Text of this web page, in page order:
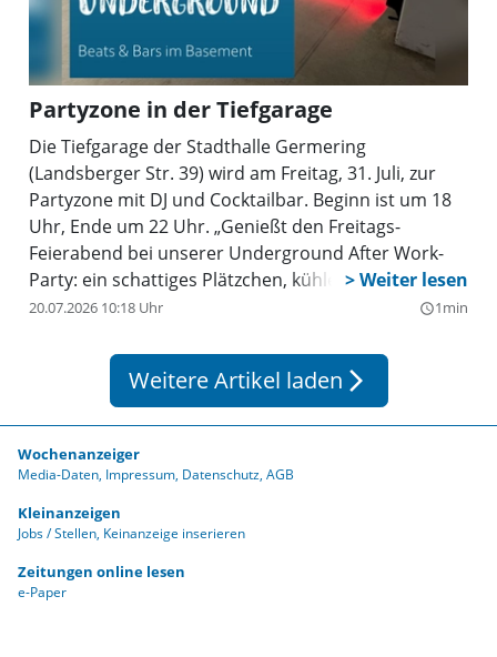
Partyzone in der Tiefgarage
Die Tiefgarage der Stadthalle Germering
(Landsberger Str. 39) wird am Freitag, 31. Juli, zur
Partyzone mit DJ und Cocktailbar. Beginn ist um 18
Uhr, Ende um 22 Uhr. „Genießt den Freitags-
Feierabend bei unserer Underground After Work-
Party: ein schattiges Plätzchen, kühle Drinks und
coole Beats in der Tiefgarage der Stadthalle”,
sorgen diverse Stände von Fun Unlimited sowie des
Restaurants Sapore. Aufgrund von behördlichen
Auflagen ist die Gästezahl auf 300 begrenzt: früh da
Eintritt ist frei. Weitere Infos gibt es unter
20.07.2026 10:18 Uhr query_builder1min
Weitere Artikel laden arrow_forward_ios
Wochenanzeiger
Media-Daten Impressum Datenschutz AGB
Kleinanzeigen
Jobs / Stellen Keinanzeige inserieren
Zeitungen online lesen
e-Paper